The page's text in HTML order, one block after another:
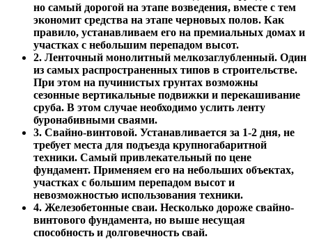
но самый дорогой на этапе возведения, вместе с тем
экономит средства на этапе черновых полов. Как
правило, устанавливаем его на премиальных домах и
участках с небольшим перепадом высот.
2. Ленточный монолитный мелкозаглубленный. Один
из самых распространенных типов в строительстве.
При этом на пучинистых грунтах возможны
сезонные вертикальные подвижки и перекашивание
сруба. В этом случае необходимо услить ленту
буронабивными сваями.
3. Свайно-винтовой. Устанавливается за 1-2 дня, не
требует места для подъезда крупногабаритной
техники. Самый привлекательный по цене
фундамент. Применяем его на небольших объектах,
участках с большим перепадом высот и
невозможностью использования техники.
4. Железобетонные сваи. Несколько дороже свайно-
винтового фундамента, но выше несущая
способность и долговечность свай.